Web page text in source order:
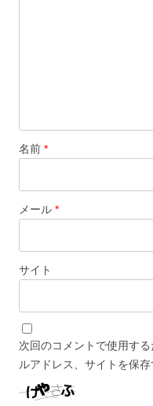
名前 *
メール *
サイト
次回のコメントで使用す
ルアドレス、サイトを保存